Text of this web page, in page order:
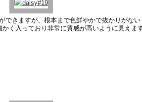
できますが、根本まで色鮮やかで抜かりがない
く入っており非常に質感が高いように見えます